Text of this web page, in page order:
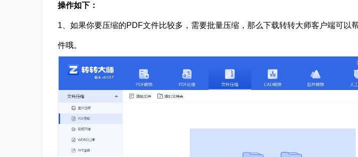
操作如下：
1、如果你要压缩的PDF文件比较多，需要批量压缩，那么下载转转大师客户端可以
件哦。